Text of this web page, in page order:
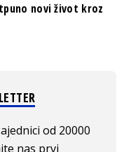
novi život kroz
od 20000
nas prvi